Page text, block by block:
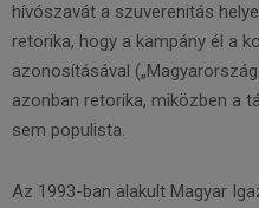
hívószavát a szuverenitás
retorika, hogy a kampány él a
azonosításával
azonban retorika, miközben a
sem populista.
Az 1993-ban alakult Magyar